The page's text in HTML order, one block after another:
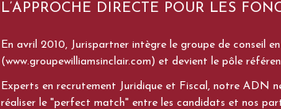
L’APPROCHE DIRECTE POUR LES
En avril 2010, Jurispartner intègre le groupe de conseil
(www.groupewilliamsinclair.com) et devient le pôle
Experts en recrutement Juridique et Fiscal, notre ADN
réaliser le "perfect match" entre les candidats et nos